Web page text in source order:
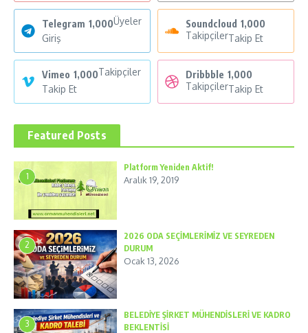
Telegram 1,000Üyeler
Giriş
Soundcloud 1,000
TakipçilerTakip Et
Vimeo 1,000Takipçiler
Takip Et
Dribbble 1,000
TakipçilerTakip Et
Featured Posts
1
Platform Yeniden Aktif!
Aralık 19, 2019
2
2026 ODA SEÇİMLERİMİZ VE SEYREDEN
DURUM
Ocak 13, 2026
3
BELEDİYE ŞİRKET MÜHENDİSLERİ VE KADRO
BEKLENTİSİ